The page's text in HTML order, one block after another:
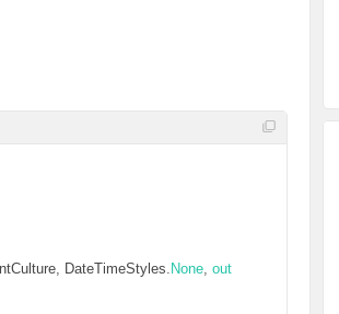
, DateTimeStyles. None, out